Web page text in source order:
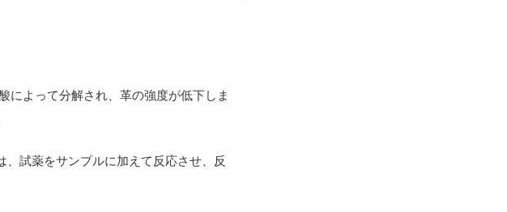
によって分解され、革の強度が低下しま
試薬をサンプルに加えて反応させ、反